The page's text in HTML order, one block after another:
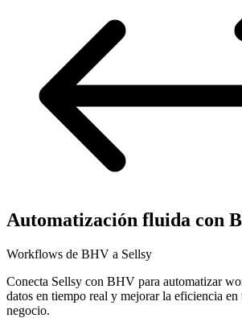
Automatización fluida con
Workflows de BHV a Sellsy
Conecta Sellsy con BHV para automatizar
datos en tiempo real y mejorar la eficiencia en
negocio.